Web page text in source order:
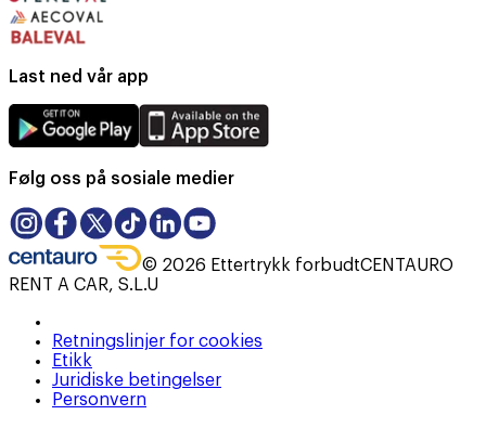
Last ned vår app
Følg oss på sosiale medier
© 2026 Ettertrykk forbudtCENTAURO
RENT A CAR, S.L.U
Retningslinjer for cookies
Etikk
Juridiske betingelser
Personvern